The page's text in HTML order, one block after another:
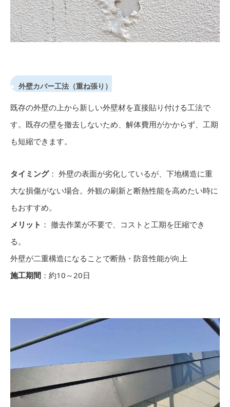
外壁カバー工法（重ね張り）
既存の外壁の上から新しい外壁材を直接貼り付ける工法で
す。既存の壁を撤去しないため、解体費用がかからず、工期
も短縮できます。
タイミング： 外壁の表面が劣化しているが、下地構造に重
大な損傷がない場合。外観の刷新と断熱性能を高めたい時に
もおすすめ。
メリット ： 撤去作業が不要で、コストと工期を圧縮でき
る。
外壁が二重構造になることで断熱・防音性能が向上
施工期間 ：約10～20日